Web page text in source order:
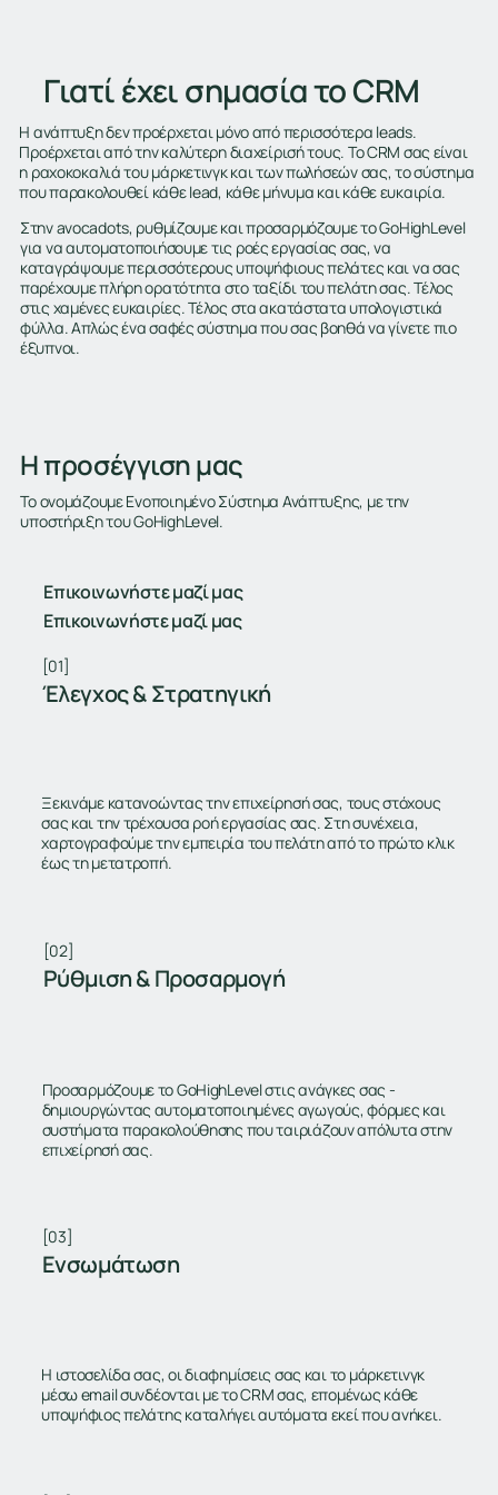
Γιατί έχει σημασία το CRM
Η ανάπτυξη δεν προέρχεται μόνο από περισσότερα leads.
Προέρχεται από την καλύτερη διαχείρισή τους. Το CRM σας είναι
η ραχοκοκαλιά του μάρκετινγκ και των πωλήσεών σας, το σύστημα
που παρακολουθεί κάθε lead, κάθε μήνυμα και κάθε ευκαιρία.
Στην avocadots, ρυθμίζουμε και προσαρμόζουμε το GoHighLevel
για να αυτοματοποιήσουμε τις ροές εργασίας σας, να
καταγράψουμε περισσότερους υποψήφιους πελάτες και να σας
παρέχουμε πλήρη ορατότητα στο ταξίδι του πελάτη σας. Τέλος
στις χαμένες ευκαιρίες. Τέλος στα ακατάστατα υπολογιστικά
φύλλα. Απλώς ένα σαφές σύστημα που σας βοηθά να γίνετε πιο
έξυπνοι.
Η προσέγγιση μας
Το ονομάζουμε Ενοποιημένο Σύστημα Ανάπτυξης, με την
υποστήριξη του GoHighLevel.
Επικοινωνήστε μαζί μας
Επικοινωνήστε μαζί μας
[01]
Έλεγχος & Στρατηγική
Ξεκινάμε κατανοώντας την επιχείρησή σας, τους στόχους
σας και την τρέχουσα ροή εργασίας σας. Στη συνέχεια,
χαρτογραφούμε την εμπειρία του πελάτη από το πρώτο κλικ
έως τη μετατροπή.
[02]
Ρύθμιση & Προσαρμογή
Προσαρμόζουμε το GoHighLevel στις ανάγκες σας -
δημιουργώντας αυτοματοποιημένες αγωγούς, φόρμες και
συστήματα παρακολούθησης που ταιριάζουν απόλυτα στην
επιχείρησή σας.
[03]
Ενσωμάτωση
Η ιστοσελίδα σας, οι διαφημίσεις σας και το μάρκετινγκ
μέσω email συνδέονται με το CRM σας, επομένως κάθε
υποψήφιος πελάτης καταλήγει αυτόματα εκεί που ανήκει.